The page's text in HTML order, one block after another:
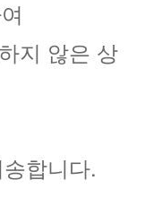
지 않은 상
합니다.